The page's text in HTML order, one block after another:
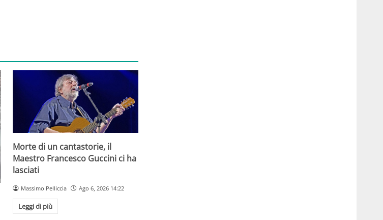
Morte di un cantastorie, il
Maestro Francesco Guccini ci ha
lasciati
Massimo Pelliccia Ago 6, 2026 14:22
Leggi di più